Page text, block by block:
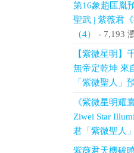
第16象趙匡胤
聖武 | 紫薇君
（4）
- 7,193
【紫微星明】
無帝定乾坤 來
「紫微聖人」
《紫微星明耀
Ziwei Star
君「紫微聖人
紫薇君天機破